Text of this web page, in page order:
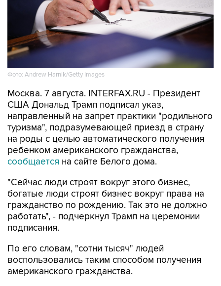
Фото: Andrew Harnik/Getty Images
Москва. 7 августа. INTERFAX.RU - Президент
США Дональд Трамп подписал указ,
направленный на запрет практики "родильного
туризма", подразумевающей приезд в страну
на роды с целью автоматического получения
ребенком американского гражданства,
сообщается на сайте Белого дома.
"Сейчас люди строят вокруг этого бизнес,
богатые люди строят бизнес вокруг права на
гражданство по рождению. Так это не должно
работать", - подчеркнул Трамп на церемонии
подписания.
По его словам, "сотни тысяч" людей
воспользовались таким способом получения
американского гражданства.